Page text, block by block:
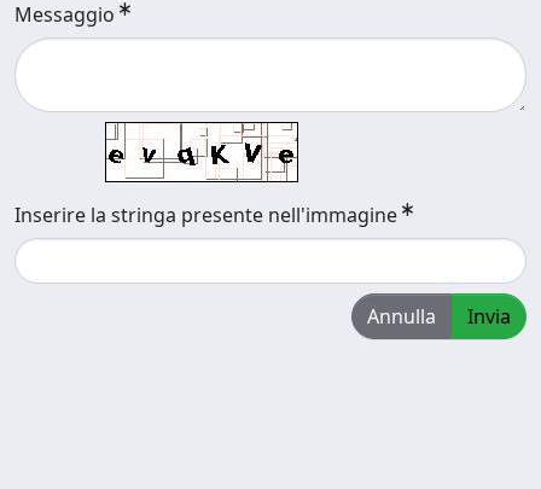
Messaggio
Inserire la stringa presente nell'immagine
Annulla Invia